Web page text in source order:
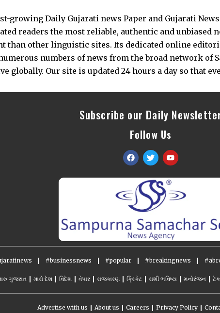
growing Daily Gujarati news Paper and Gujarati
readers the most reliable, authentic and unbiased
than other linguistic sites. Its dedicated online
numbers of news from the broad network of
globally. Our site is updated 24 hours a day so that
Subscribe our Daily
Follow Us
#businessnews #popular #breakingnews
ગુજરાત મારો દેશ વિદેશ વેપાર રાજકારણ ક્રિકેટ રાશી ભવિષ્ય મનોરંજન
Advertise with us About us Careers Privacy Policy